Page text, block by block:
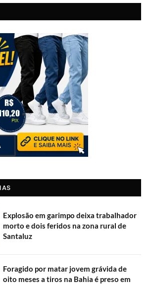
Explosão em garimpo deixa trabalhador
morto e dois feridos na zona rural de
Santaluz
Foragido por matar jovem grávida de
oito meses a tiros na Bahia é preso em